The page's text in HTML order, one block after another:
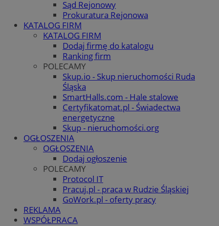
Sąd Rejonowy
Prokuratura Rejonowa
KATALOG FIRM
KATALOG FIRM
Dodaj firmę do katalogu
Ranking firm
POLECAMY
Skup.io - Skup nieruchomości Ruda
Śląska
SmartHalls.com - Hale stalowe
Certyfikatomat.pl - Świadectwa
energetyczne
Skup - nieruchomości.org
OGŁOSZENIA
OGŁOSZENIA
Dodaj ogłoszenie
POLECAMY
Protocol IT
Pracuj.pl - praca w Rudzie Śląskiej
GoWork.pl - oferty pracy
REKLAMA
WSPÓŁPRACA